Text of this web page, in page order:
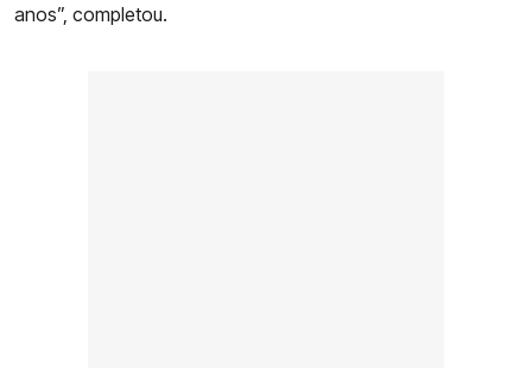
anos”, completou.